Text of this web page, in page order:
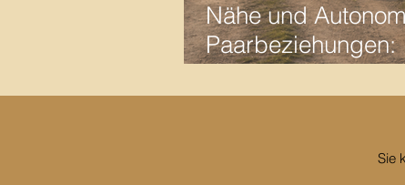
Nähe und
Paarbeziehungen:
Warum
auch
Sie